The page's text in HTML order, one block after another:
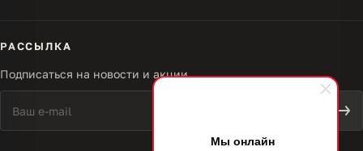
Мы онлайн
РАССЫЛКА
Подписаться на новости и акции